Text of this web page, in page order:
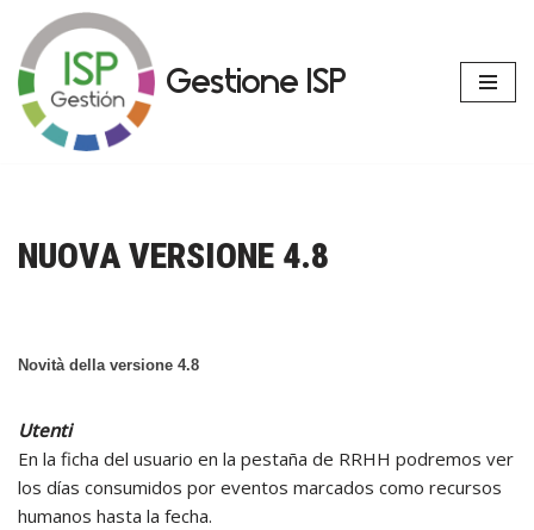
Vai
al
contenuto
Gestione ISP
NUOVA VERSIONE 4.8
Novità della versione 4.8
Utenti
En la ficha del usuario en la pestaña de RRHH podremos ver
los días consumidos por eventos marcados como recursos
humanos hasta la fecha.